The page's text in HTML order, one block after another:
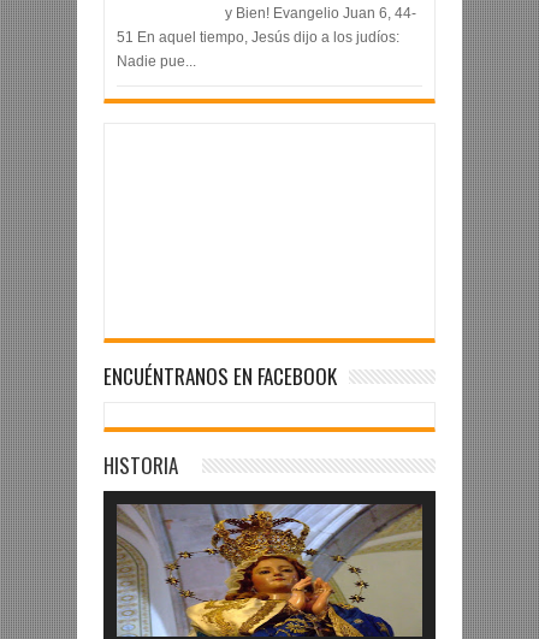
y Bien! Evangelio Juan 6, 44-
51 En aquel tiempo, Jesús dijo a los judíos:
Nadie pue...
ENCUÉNTRANOS EN FACEBOOK
HISTORIA